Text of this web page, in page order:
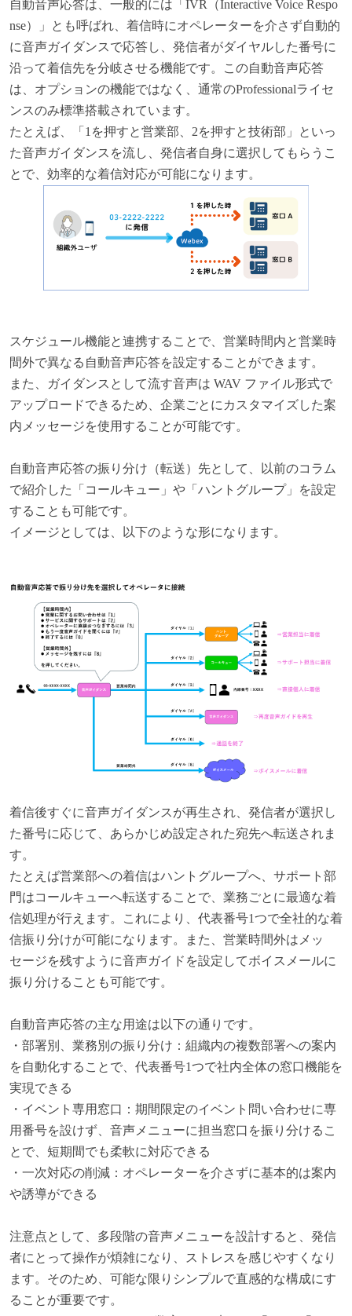
自動音声応答は、一般的には「IVR（Interactive Voice Respo
nse）」とも呼ばれ、着信時にオペレーターを介さず自動的
に音声ガイダンスで応答し、発信者がダイヤルした番号に
沿って着信先を分岐させる機能です。この自動音声応答
は、オプションの機能ではなく、通常のProfessionalライセ
ンスのみ標準搭載されています。
たとえば、「1を押すと営業部、2を押すと技術部」といっ
た音声ガイダンスを流し、発信者自身に選択してもらうこ
とで、効率的な着信対応が可能になります。
スケジュール機能と連携することで、営業時間内と営業時
間外で異なる自動音声応答を設定することができます。
また、ガイダンスとして流す音声は WAV ファイル形式で
アップロードできるため、企業ごとにカスタマイズした案
内メッセージを使用することが可能です。
自動音声応答の振り分け（転送）先として、以前のコラム
で紹介した「コールキュー」や「ハントグループ」を設定
することも可能です。
イメージとしては、以下のような形になります。
着信後すぐに音声ガイダンスが再生され、発信者が選択し
た番号に応じて、あらかじめ設定された宛先へ転送されま
す。
たとえば営業部への着信はハントグループへ、サポート部
門はコールキューへ転送することで、業務ごとに最適な着
信処理が行えます。これにより、代表番号1つで全社的な着
信振り分けが可能になります。また、営業時間外はメッ
セージを残すように音声ガイドを設定してボイスメールに
振り分けることも可能です。
自動音声応答の主な用途は以下の通りです。
・部署別、業務別の振り分け：組織内の複数部署への案内
を自動化することで、代表番号1つで社内全体の窓口機能を
実現できる
・イベント専用窓口：期間限定のイベント問い合わせに専
用番号を設けず、音声メニューに担当窓口を振り分けるこ
とで、短期間でも柔軟に対応できる
・一次対応の削減：オペレーターを介さずに基本的は案内
や誘導ができる
注意点として、多段階の音声メニューを設計すると、発信
者にとって操作が煩雑になり、ストレスを感じやすくなり
ます。そのため、可能な限りシンプルで直感的な構成にす
ることが重要です。